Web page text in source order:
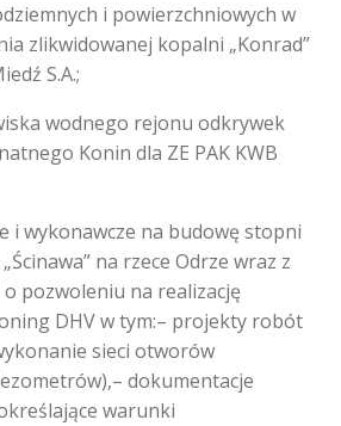
i powierzchniowych w
zlikwidowanej kopalni „Konrad”
S.A.;
wodnego rejonu odkrywek
Konin dla ZE PAK KWB
i wykonawcze na budowę stopni
na rzece Odrze wraz z
pozwoleniu na realizację
DHV w tym:– projekty robót
sieci otworów
dokumentacje
warunki